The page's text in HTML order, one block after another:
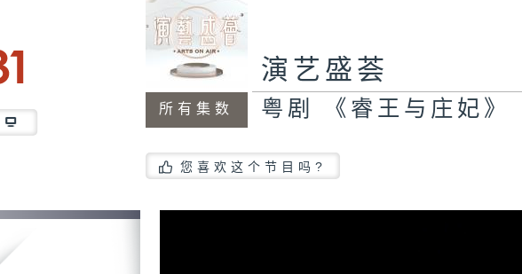
所有集数
演艺盛荟
粤剧 《睿王与庄妃》
您喜欢这个节目吗?